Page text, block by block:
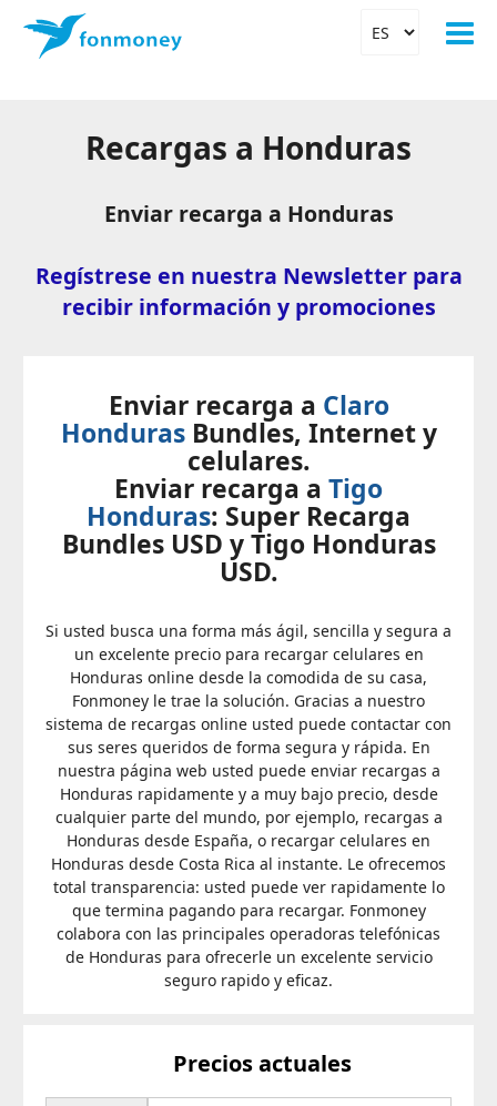
Recargas a Honduras
Enviar recarga a Honduras
Regístrese en nuestra Newsletter para
recibir información y promociones
Enviar recarga a Claro
HondurasBundles, Internet y
celulares.
Enviar recarga a Tigo
Honduras: Super Recarga
Bundles USD y Tigo Honduras
USD.
Si usted busca una forma más ágil, sencilla y segura a
un excelente precio para recargar celulares en
Honduras online desde la comodida de su casa,
Fonmoney le trae la solución. Gracias a nuestro
sistema de recargas online usted puede contactar con
sus seres queridos de forma segura y rápida. En
nuestra página web usted puede enviar recargas a
Honduras rapidamente y a muy bajo precio, desde
cualquier parte del mundo, por ejemplo, recargas a
Honduras desde España, o recargar celulares en
Honduras desde Costa Rica al instante. Le ofrecemos
total transparencia: usted puede ver rapidamente lo
que termina pagando para recargar. Fonmoney
colabora con las principales operadoras telefónicas
de Honduras para ofrecerle un excelente servicio
seguro rapido y eficaz.
Precios actuales